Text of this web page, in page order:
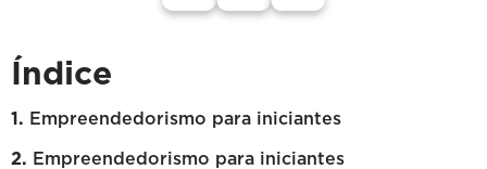
Índice
Empreendedorismo para iniciantes
Empreendedorismo para iniciantes